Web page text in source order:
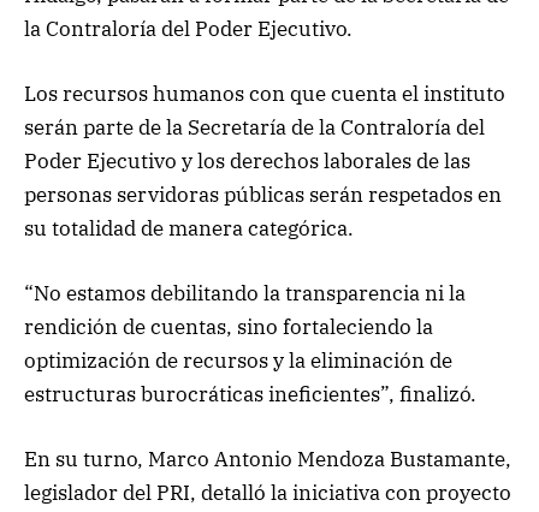
la Contraloría del Poder Ejecutivo.
Los recursos humanos con que cuenta el instituto
serán parte de la Secretaría de la Contraloría del
Poder Ejecutivo y los derechos laborales de las
personas servidoras públicas serán respetados en
su totalidad de manera categórica.
“No estamos debilitando la transparencia ni la
rendición de cuentas, sino fortaleciendo la
optimización de recursos y la eliminación de
estructuras burocráticas ineficientes”, finalizó.
En su turno, Marco Antonio Mendoza Bustamante,
legislador del PRI, detalló la iniciativa con proyecto